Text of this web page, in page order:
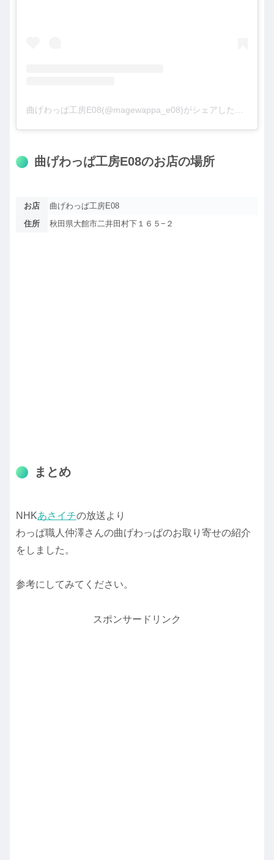
曲げわっぱ工房E08のお店の場所
お店
曲げわっぱ工房E08
住所
秋田県大館市二井田村下１６５−２
まとめ
NHKあさイチの放送より
わっぱ職人仲澤さんの曲げわっぱのお取り寄せの紹介
をしました。
参考にしてみてください。
スポンサードリンク